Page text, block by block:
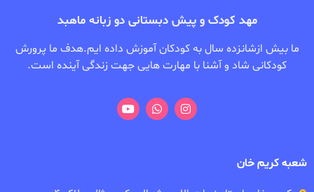
مهد کودک و پیش دبستانی دو زبانه ماهبد
ما بیش ازشانزده سال به کودکان آموزش داده ایم.هدف ما پرورش
کودکانی شاد و آشنا با مهارت هایی جهت زندگی آینده است.
شعبه کریم خان